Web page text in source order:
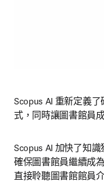
Scopus AI 重新定義
式，同時讓圖書館員
Scopus AI 加快了知
確保圖書館員繼續成
直接聆聽圖書館館員